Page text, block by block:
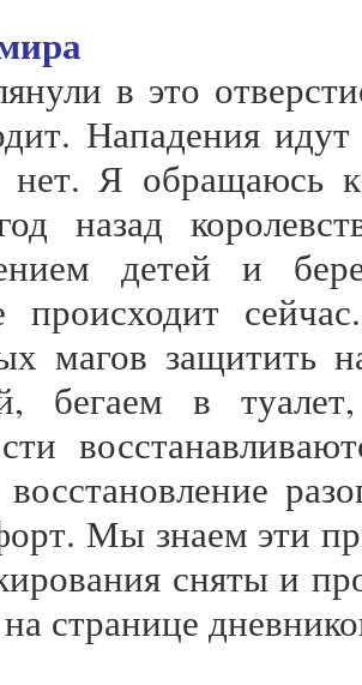
в это
Нападения
нет. Я обращаюсь
назад
детей и
происходит
магов защитить
бегаем в
восстановление
Мы знаем эти
сняты и
странице